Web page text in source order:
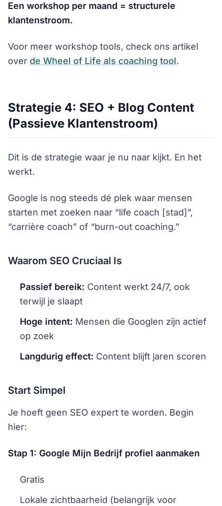
Een workshop per maand = structurele
klantenstroom.
Voor meer workshop tools, check ons artikel
over de Wheel of Life als coaching tool.
Strategie 4: SEO + Blog Content
(Passieve Klantenstroom)
Dit is de strategie waar je nu naar kijkt. En het
werkt.
Google is nog steeds dé plek waar mensen
starten met zoeken naar “life coach [stad]”,
“carrière coach” of “burn-out coaching.”
Waarom SEO Cruciaal Is
Passief bereik: Content werkt 24/7, ook
terwijl je slaapt
Hoge intent: Mensen die Googlen zijn actief
op zoek
Langdurig effect: Content blijft jaren scoren
Start Simpel
Je hoeft geen SEO expert te worden. Begin
hier:
Stap 1: Google Mijn Bedrijf profiel aanmaken
Gratis
Lokale zichtbaarheid (belangrijk voor